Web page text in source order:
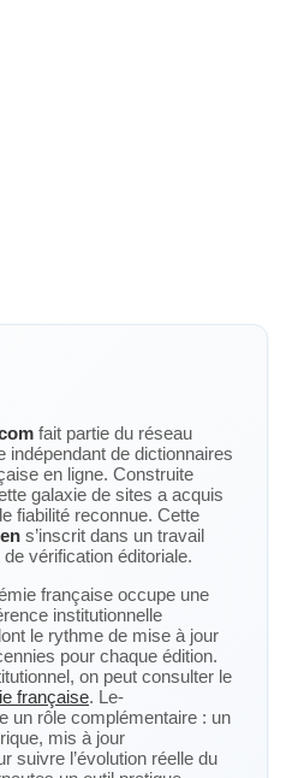
fait partie du réseau
indépendant de dictionnaires
en ligne. Construite
galaxie de sites a acquis
fiabilité reconnue. Cette
s’inscrit dans un travail
vérification éditoriale.
française occupe une
institutionnelle
le rythme de mise à jour
pour chaque édition.
on peut consulter le
française. Le-
un rôle complémentaire : un
mis à jour
suivre l’évolution réelle du